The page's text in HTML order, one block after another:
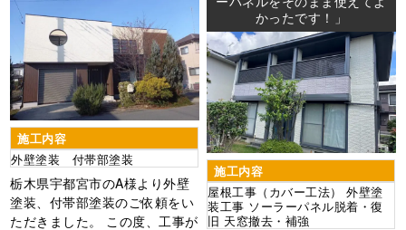
施工内容
外壁塗装 付帯部塗装
栃木県宇都宮市のA様より外壁
塗装、付帯部塗装のご依頼をい
ただきました。 この度、工事が
かったです！」
施工内容
屋根工事（カバー工法） 外壁塗
装工事 ソーラーパネル脱着・復
旧 天窓撤去・補強